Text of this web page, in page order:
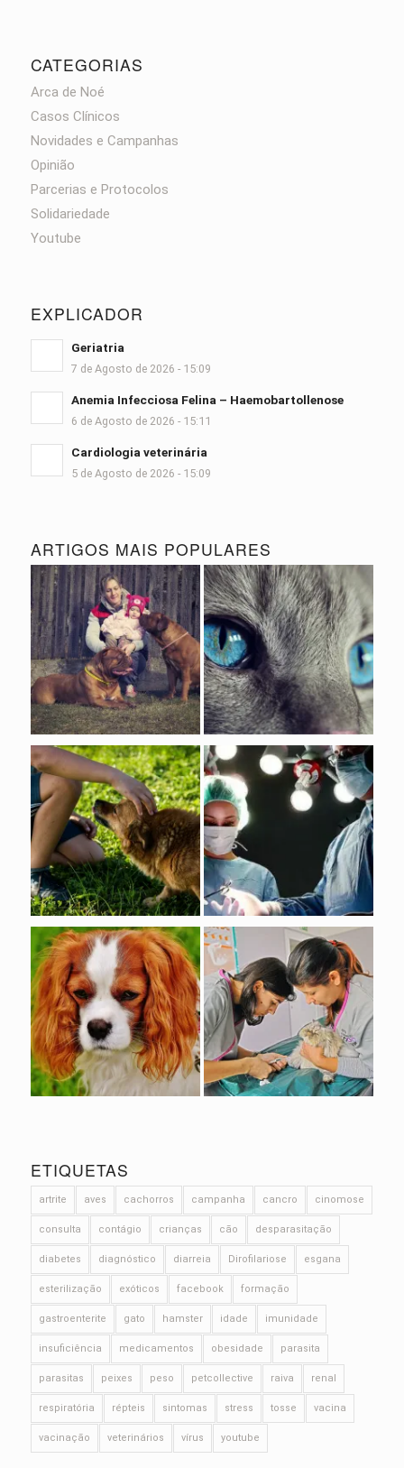
CATEGORIAS
Arca de Noé
Casos Clínicos
Novidades e Campanhas
Opinião
Parcerias e Protocolos
Solidariedade
Youtube
EXPLICADOR
Geriatria
7 de Agosto de 2026 - 15:09
Anemia Infecciosa Felina – Haemobartollenose
6 de Agosto de 2026 - 15:11
Cardiologia veterinária
5 de Agosto de 2026 - 15:09
ARTIGOS MAIS POPULARES
ETIQUETAS
artrite aves cachorros campanha cancro cinomose
consulta contágio crianças cão desparasitação
diabetes diagnóstico diarreia Dirofilariose esgana
esterilização exóticos facebook formação
gastroenterite gato hamster idade imunidade
insuficiência medicamentos obesidade parasita
parasitas peixes peso petcollective raiva renal
respiratória répteis sintomas stress tosse vacina
vacinação veterinários vírus youtube